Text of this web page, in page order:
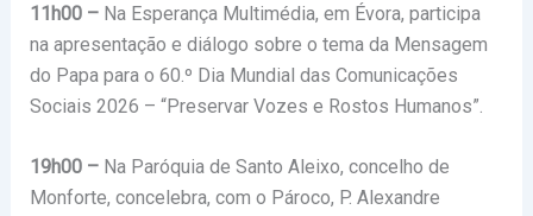
11h00 – Na Esperança Multimédia, em Évora, participa
na apresentação e diálogo sobre o tema da Mensagem
do Papa para o 60.º Dia Mundial das Comunicações
Sociais 2026 – “Preservar Vozes e Rostos Humanos”.
19h00 – Na Paróquia de Santo Aleixo, concelho de
Monforte, concelebra, com o Pároco, P. Alexandre